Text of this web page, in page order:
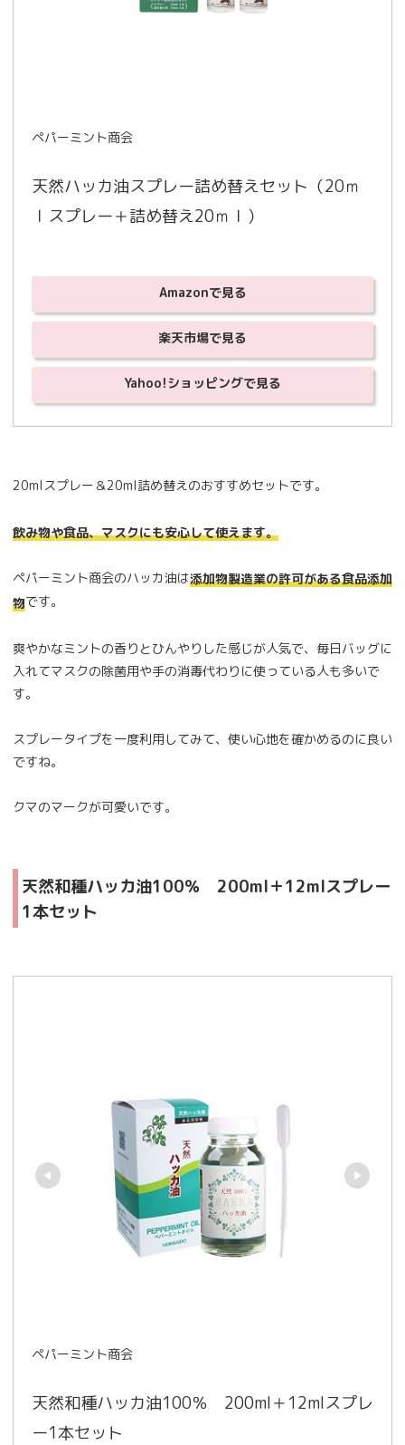
ペパーミント商会
天然ハッカ油スプレー詰め替えセット（20ｍ
ｌスプレー＋詰め替え20ｍｌ）
Amazonで見る
楽天市場で見る
Yahoo!ショッピングで見る
20mlスプレー＆20ml詰め替えのおすすめセットです。
飲み物や食品、マスクにも安心して使えます。
ペパーミント商会のハッカ油は添加物製造業の許可がある食品添加
物です。
爽やかなミントの香りとひんやりした感じが人気で、毎日バッグに
入れてマスクの除菌用や手の消毒代わりに使っている人も多いで
す。
スプレータイプを一度利用してみて、使い心地を確かめるのに良い
ですね。
クマのマークが可愛いです。
天然和種ハッカ油100％ 200ml＋12mlスプレー
1本セット
ペパーミント商会
天然和種ハッカ油100％　200ml＋12mlスプレ
ー1本セット